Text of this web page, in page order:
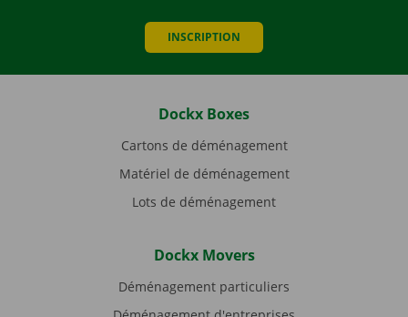
INSCRIPTION
Dockx Boxes
Cartons de déménagement
Matériel de déménagement
Lots de déménagement
Dockx Movers
Déménagement particuliers